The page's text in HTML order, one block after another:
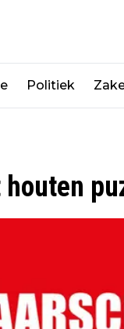
Politiek